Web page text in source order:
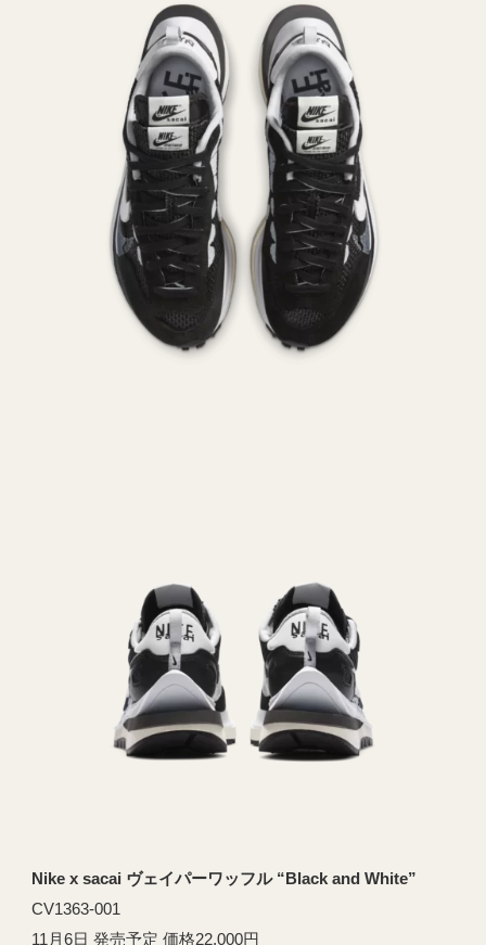
Nike x sacai ヴェイパーワッフル “Black and White”
CV1363-001
11月6日 発売予定 価格22,000円